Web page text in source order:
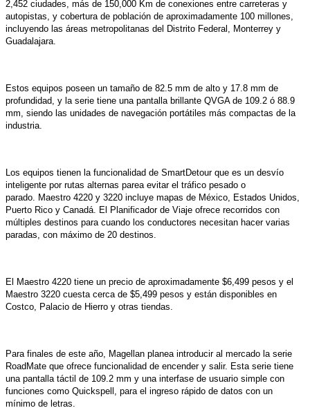
2,452 ciudades, más de 150,000 Km de conexiones entre carreteras y
autopistas, y cobertura de población de aproximadamente 100 millones,
incluyendo las áreas metropolitanas del Distrito Federal, Monterrey y
Guadalajara.
Estos equipos poseen un tamaño de 82.5 mm de alto y 17.8 mm de
profundidad, y la serie tiene una pantalla brillante QVGA de 109.2 ó 88.9
mm, siendo las unidades de navegación portátiles más compactas de la
industria.
Los equipos tienen la funcionalidad de SmartDetour que es un desvío
inteligente por rutas alternas parea evitar el tráfico pesado o
parado.
Maestro 4220 y 3220 incluye mapas de México, Estados Unidos,
Puerto Rico y Canadá.
El Planificador de Viaje ofrece recorridos con
múltiples destinos para cuando los conductores necesitan hacer varias
paradas, con máximo de 20 destinos.
El Maestro 4220 tiene un precio de aproximadamente $6,499 pesos y el
Maestro 3220 cuesta cerca de $5,499 pesos y están disponibles en
Costco, Palacio de Hierro y otras tiendas.
Para finales de este año, Magellan planea introducir al mercado la serie
RoadMate que ofrece funcionalidad de encender y salir. Esta serie tiene
una pantalla táctil de 109.2 mm y una interfase de usuario simple con
funciones como Quickspell, para el ingreso rápido de datos con un
mínimo de letras.